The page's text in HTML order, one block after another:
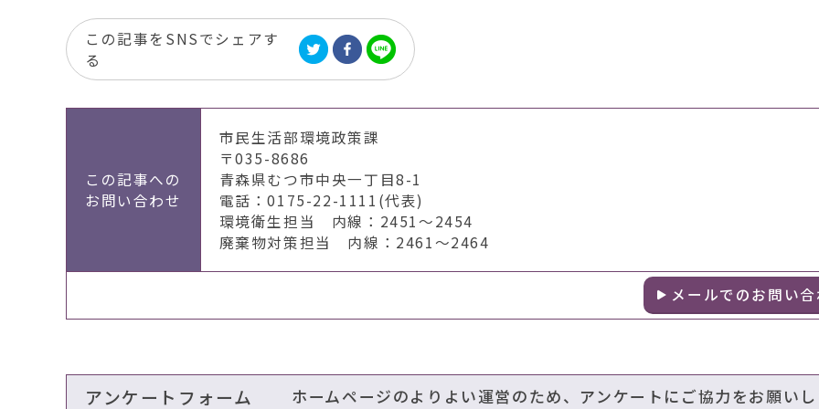
この記事をSNSでシェアす
る
この記事への
お問い合わせ
市民生活部環境政策課
〒035-8686
青森県むつ市中央一丁目8-1
電話：0175-22-1111(代表)
環境衛生担当 内線：2451～2454
廃棄物対策担当 内線：2461～2464
メールでのお問い合
アンケートフォーム ホームページのよりよい運営のため、アンケートにご協力をお願い